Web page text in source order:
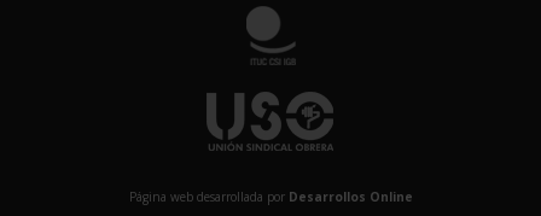
Página web desarrollada por Desarrollos Online